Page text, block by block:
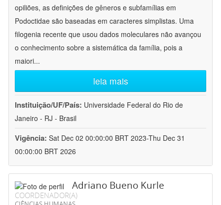
opiliões, as definições de gêneros e subfamílias em
Podoctidae são baseadas em caracteres simplistas. Uma
filogenia recente que usou dados moleculares não avançou
o conhecimento sobre a sistemática da família, pois a
maiori...
leia mais
Instituição/UF/País: Universidade Federal do Rio de
Janeiro - RJ - Brasil
Vigência: Sat Dec 02 00:00:00 BRT 2023-Thu Dec 31
00:00:00 BRT 2026
Adriano Bueno Kurle
COORDENADOR(A)